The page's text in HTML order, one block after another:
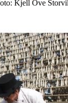
Kjell Ove